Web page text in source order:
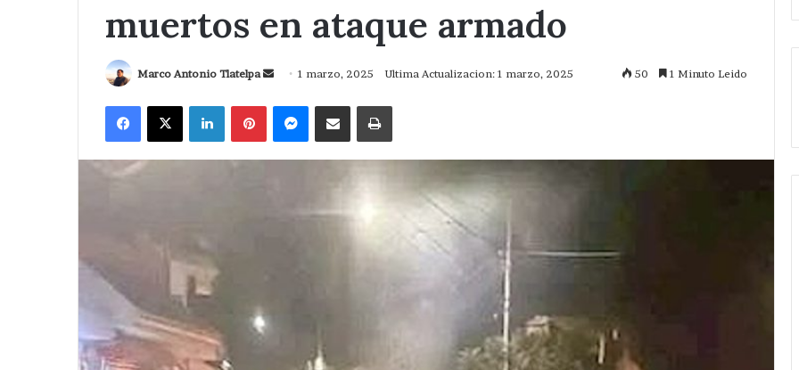
muertos en ataque armado
Marco Antonio Tlatelpa
Send
email
1 marzo, 2025 Ultima Actualizacion: 1 marzo, 2025 50 1 Minuto Leido
Facebook
X LinkedInPinterestMessengerCompartir via CorreoImprimir